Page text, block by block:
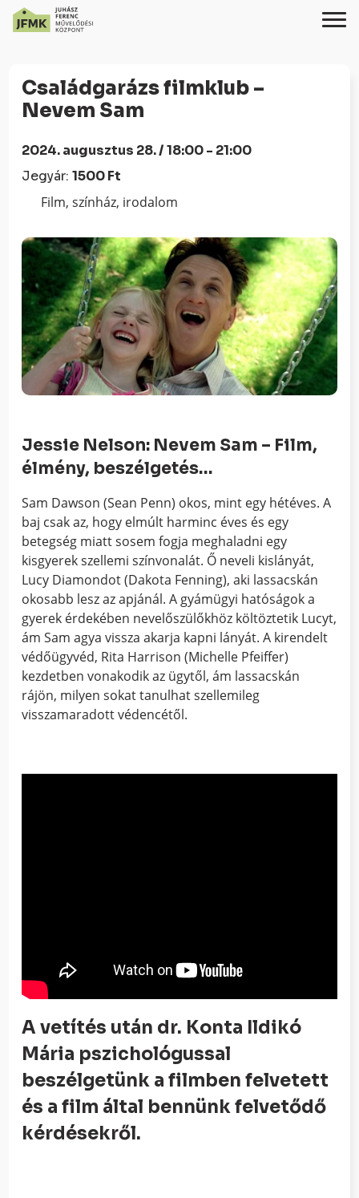
Content
navigációhoz
Családgarázs filmklub –
Nevem Sam
2024. augusztus 28. / 18:00 - 21:00
Jegyár:1500 Ft
Film, színház, irodalom
Jessie Nelson: Nevem Sam – Film,
élmény, beszélgetés…
Sam Dawson (Sean Penn) okos, mint egy hétéves. A
baj csak az, hogy elmúlt harminc éves és egy
betegség miatt sosem fogja meghaladni egy
kisgyerek szellemi színvonalát. Ő neveli kislányát,
Lucy Diamondot (Dakota Fenning), aki lassacskán
okosabb lesz az apjánál. A gyámügyi hatóságok a
gyerek érdekében nevelőszülőkhöz költöztetik Lucyt,
ám Sam agya vissza akarja kapni lányát. A kirendelt
védőügyvéd, Rita Harrison (Michelle Pfeiffer)
kezdetben vonakodik az ügytől, ám lassacskán
rájön, milyen sokat tanulhat szellemileg
visszamaradott védencétől.
A vetítés után dr. Konta Ildikó
Mária pszichológussal
beszélgetünk a filmben felvetett
és a film által bennünk felvetődő
kérdésekről.